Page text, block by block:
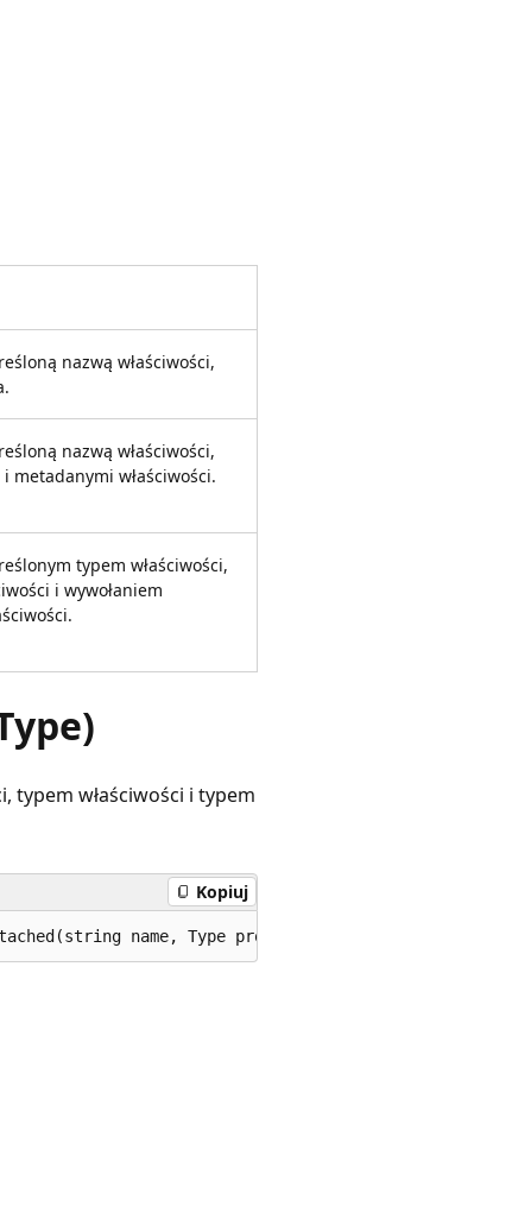
nazwą właściwości,
nazwą właściwości,
metadanymi właściwości.
typem właściwości,
i wywołaniem
typem właściwości i typem
Kopiuj
name, Type propertyType, Type ownerType);